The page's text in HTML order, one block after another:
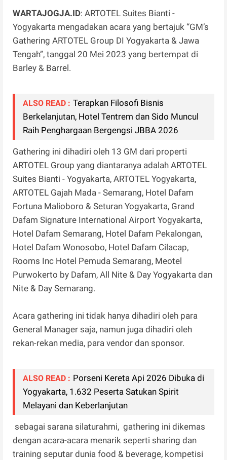
WARTAJOGJA.ID: ARTOTEL Suites Bianti -
Yogyakarta mengadakan acara yang bertajuk “GM’s
Gathering ARTOTEL Group DI Yogyakarta & Jawa
Tengah”, tanggal 20 Mei 2023 yang bertempat di
Barley & Barrel.
ALSO READ : Terapkan Filosofi Bisnis
Berkelanjutan, Hotel Tentrem dan Sido Muncul
Raih Penghargaan Bergengsi JBBA 2026
Gathering ini dihadiri oleh 13 GM dari properti
ARTOTEL Group yang diantaranya adalah ARTOTEL
Suites Bianti - Yogyakarta, ARTOTEL Yogyakarta,
ARTOTEL Gajah Mada - Semarang, Hotel Dafam
Fortuna Malioboro & Seturan Yogyakarta, Grand
Dafam Signature International Airport Yogyakarta,
Hotel Dafam Semarang, Hotel Dafam Pekalongan,
Hotel Dafam Wonosobo, Hotel Dafam Cilacap,
Rooms Inc Hotel Pemuda Semarang, Meotel
Purwokerto by Dafam, All Nite & Day Yogyakarta dan
Nite & Day Semarang.
Acara gathering ini tidak hanya dihadiri oleh para
General Manager saja, namun juga dihadiri oleh
rekan-rekan media, para vendor dan sponsor.
ALSO READ : Porseni Kereta Api 2026 Dibuka di
Yogyakarta, 1.632 Peserta Satukan Spirit
Melayani dan Keberlanjutan
sebagai sarana silaturahmi, gathering ini dikemas
dengan acara-acara menarik seperti sharing dan
training seputar dunia food & beverage, kompetisi